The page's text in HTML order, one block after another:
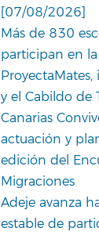
[07/08/2026]
Más de 830
participan en
y el Cabildo de
Canarias
actuación y
edición del
Migraciones
Adeje avanza
estable de